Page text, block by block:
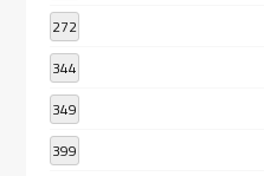
272
344
349
399